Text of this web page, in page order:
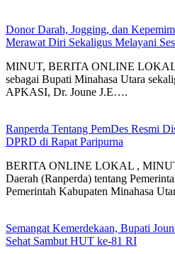
Donor Darah, Jogging, dan
Merawat Diri Sekaligus Melayani
MINUT, BERITA ONLINE LOKAL
sebagai Bupati Minahasa Utara
APKASI, Dr. Joune J.E….
Ranperda Tentang PemDes Resmi
DPRD di Rapat Paripurna
BERITA ONLINE LOKAL ,
Daerah (Ranperda) tentang
Pemerintah Kabupaten Minahasa
Semangat Kemerdekaan, Bupati
Sehat Sambut HUT ke-81 RI